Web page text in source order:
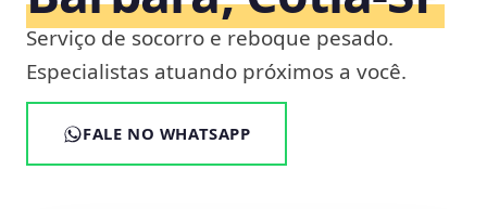
Serviço de socorro e reboque pesado.
Especialistas atuando próximos a você.
FALE NO WHATSAPP